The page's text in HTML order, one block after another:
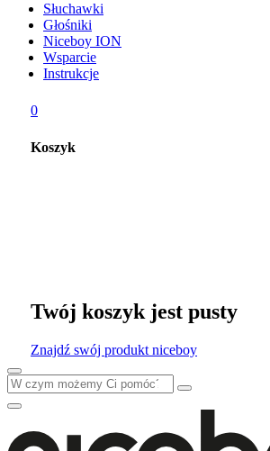
Słuchawki
Głośniki
Niceboy ION
Wsparcie
Instrukcje
0
Koszyk
Twój koszyk jest pusty
Znajdź swój produkt niceboy